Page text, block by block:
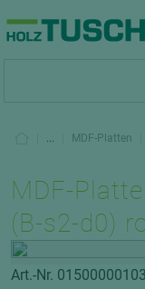
... MDF-Platten
MDF-
(B-s2-d0)
Art.-Nr. 01500000103